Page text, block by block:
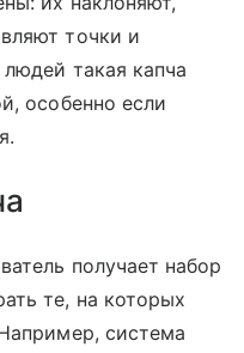
точки и
такая капча
особенно если
получает набор
те, на которых
система